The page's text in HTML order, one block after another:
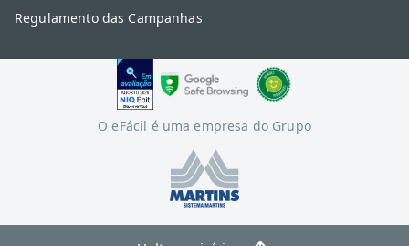
Regulamento das Campanhas
O eFácil é uma empresa do Grupo